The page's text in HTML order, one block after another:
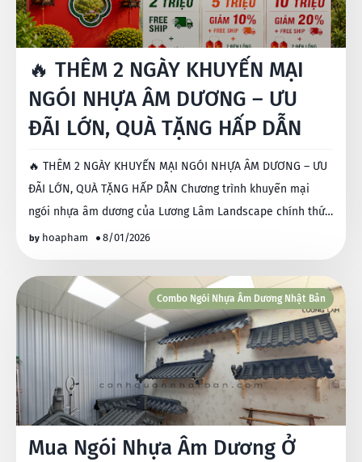
🔥 THÊM 2 NGÀY KHUYẾN MẠI
NGÓI NHỰA ÂM DƯƠNG – ƯU
ĐÃI LỚN, QUÀ TẶNG HẤP DẪN
🔥 THÊM 2 NGÀY KHUYẾN MẠI NGÓI NHỰA ÂM DƯƠNG – ƯU
ĐÃI LỚN, QUÀ TẶNG HẤP DẪN Chương trình khuyến mại
ngói nhựa âm dương của Lương Lâm Landscape chính thức
được…hoapham 8/01/2026
Combo Ngói Nhựa Âm Dương Nhật Bản
Mua Ngói Nhựa Âm Dương Ở